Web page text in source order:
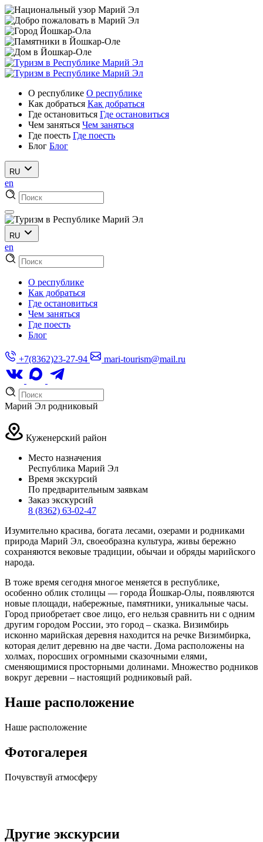
О республике О республике
Как добраться Как добраться
Где остановиться Где остановиться
Чем заняться Чем заняться
Где поесть Где поесть
Блог Блог
RU
en
RU
en
О республике
Как добраться
Где остановиться
Чем заняться
Где поесть
Блог
+7(8362)23-27-94 mari-tourism@mail.ru
Марий Эл родниковый
Куженерский район
Место назначения
Республика Марий Эл
Время экскурсий
По предварительным заявкам
Заказ экскурсий
8 (8362) 63-02-47
Изумительно красива, богата лесами, озерами и родниками
природа Марий Эл, своеобразна культура, живы бережно
сохраняются вековые традиции, обычаи и обряды марийского
народа.
В тоже время сегодня многое меняется в республике,
особенно облик столицы — города Йошкар-Олы, появляются
новые площади, набережные, памятники, уникальные часы.
Город приобретает свое лицо, его нельзя сравнить ни с одним
другим городом России, это город – сказка. Визимбирь
исконно марийская деревня находится на речке Визимбирка,
которая делит деревню на две части. Дома расположены на
холмах, поросших огромными сказочными елями,
сменяющимися просторными долинами. Множество родников
вокруг деревни – настоящий родниковый рай.
Наше расположение
Наше расположение
Фотогалерея
Почувствуй атмосферу
Другие экскурсии